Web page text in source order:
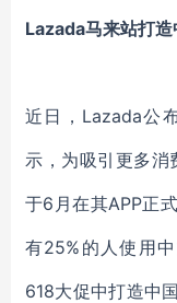
Lazada马来站打
近日， Lazada公
示，为吸引更多消
于6月在其APP正
有25%的人使用
618大促中打造中